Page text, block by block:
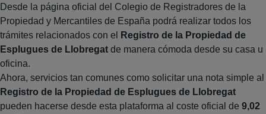
Desde la página oficial del Colegio de Registradores de la
Propiedad y Mercantiles de España podrá realizar todos los
trámites relacionados con el
Registro de la Propiedad de
Esplugues de Llobregat de manera cómoda desde su casa u
oficina.
Ahora, servicios tan comunes como solicitar una nota simple al
Registro de la Propiedad de Esplugues de Llobregat
pueden hacerse desde esta plataforma al coste oficial de 9,02